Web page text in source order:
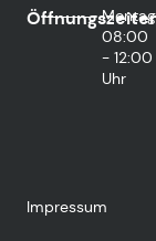
Montag
08:00
- 12:00
Uhr
Impressum